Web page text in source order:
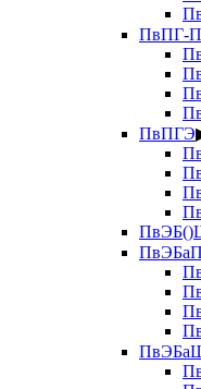
ПвПГ-П
ПвПГЭ
ПвЭБаП